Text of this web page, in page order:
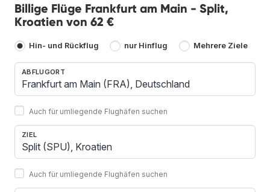
Billige Flüge Frankfurt am Main - Split,
Kroatien von 62 €
Hin- und Rückflug nur Hinflug Mehrere Ziele
ABFLUGORT
Auch für umliegende Flughäfen suchen
ZIEL
Auch für umliegende Flughäfen suchen